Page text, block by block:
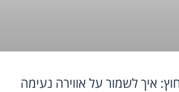
איך לשמור על אווירה נעימה